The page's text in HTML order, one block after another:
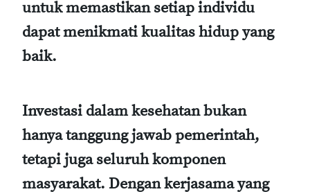
untuk memastikan setiap individu
dapat menikmati kualitas hidup yang
baik.
Investasi dalam kesehatan bukan
hanya tanggung jawab pemerintah,
tetapi juga seluruh komponen
masyarakat. Dengan kerjasama yang